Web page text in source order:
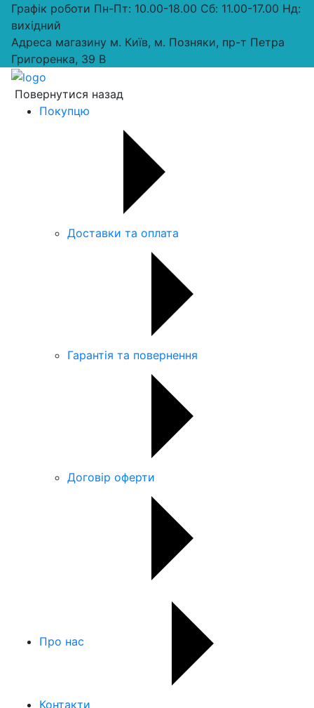
Графік роботи Пн-Пт: 10.00-18.00 Сб: 11.00-17.00 Нд:
вихiдний
Адреса магазину м. Київ, м. Позняки, пр-т Петра
Григоренка, 39 В
Повернутися назад
Покупцю
Доставки та оплата
Гарантія та повернення
Договір оферти
Про нас
Контакти